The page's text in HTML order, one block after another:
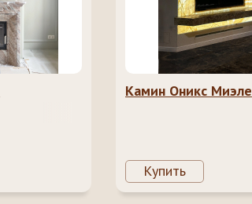
Камин Оникс Миэле
Купить